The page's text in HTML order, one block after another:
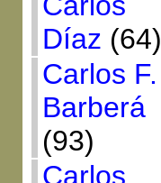
Díaz (64)
Carlos F.
Barberá
(93)
Carlos